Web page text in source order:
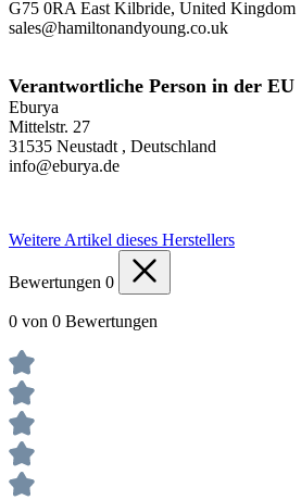
G75 0RA East Kilbride, United Kingdom
sales@hamiltonandyoung.co.uk
Verantwortliche Person in der EU
Eburya
Mittelstr. 27
31535 Neustadt , Deutschland
info@eburya.de
Weitere Artikel dieses Herstellers
Bewertungen 0
0 von 0 Bewertungen